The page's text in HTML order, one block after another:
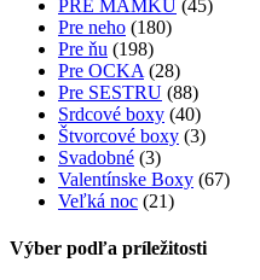
PRE MAMKU (45)
Pre neho (180)
Pre ňu (198)
Pre OCKA (28)
Pre SESTRU (88)
Srdcové boxy (40)
Štvorcové boxy (3)
Svadobné (3)
Valentínske Boxy (67)
Veľká noc (21)
Výber podľa príležitosti